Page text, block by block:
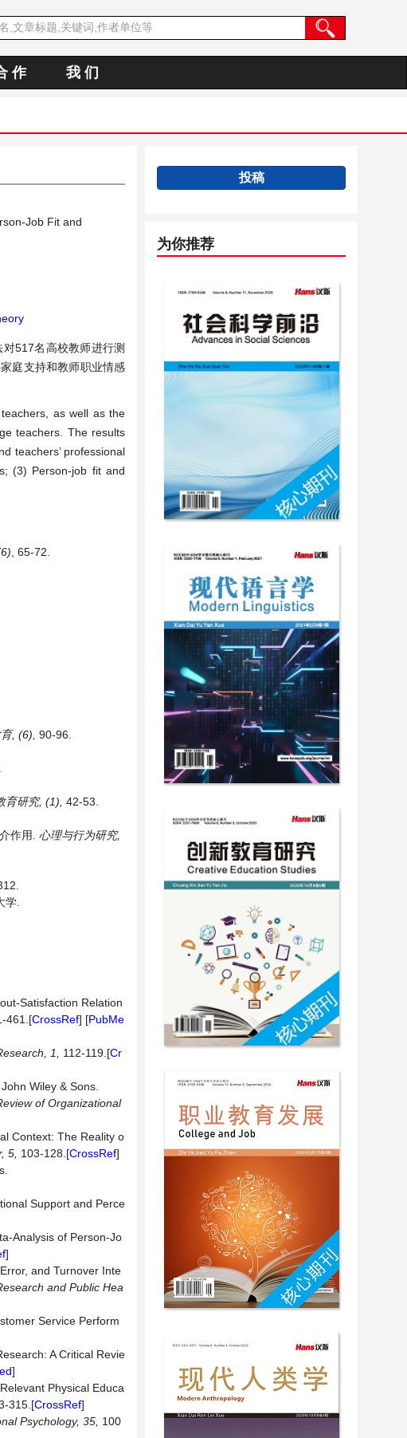
作 我 们
Job Fit and
517名高校教师进行测
庭支持和教师职业情感
as well as the
teachers. The results
teachers’ professional
(3) Person-job fit and
, 65-72.
, (6), 90-96.
育研究, (1), 42-53.
作用. 心理与行为研究,
学.
Relation
461.[CrossRef] [PubMe
1, 112-119.[Cr
John Wiley & Sons.
of Organizational
Context: The Reality o
5, 103-128.[CrossRef]
Support and Perce
Analysis of Person-Jo
]
and Turnover Inte
and Public Hea
Service Perform
A Critical Revie
]
Physical Educa
315.[CrossRef]
Psychology, 35, 100
投稿
为你推荐